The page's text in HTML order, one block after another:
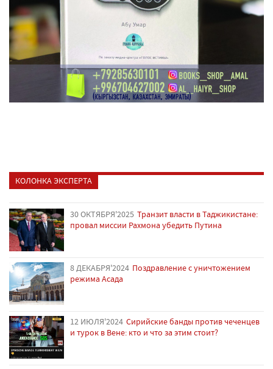
КОЛОНКА ЭКСПЕРТА
30 ОКТЯБРЯ'2025 Транзит власти в Таджикистане:
провал миссии Рахмона убедить Путина
8 ДЕКАБРЯ'2024 Поздравление с уничтожением
режима Асада
12 ИЮЛЯ'2024 Сирийские банды против чеченцев
и турок в Вене: кто и что за этим стоит?